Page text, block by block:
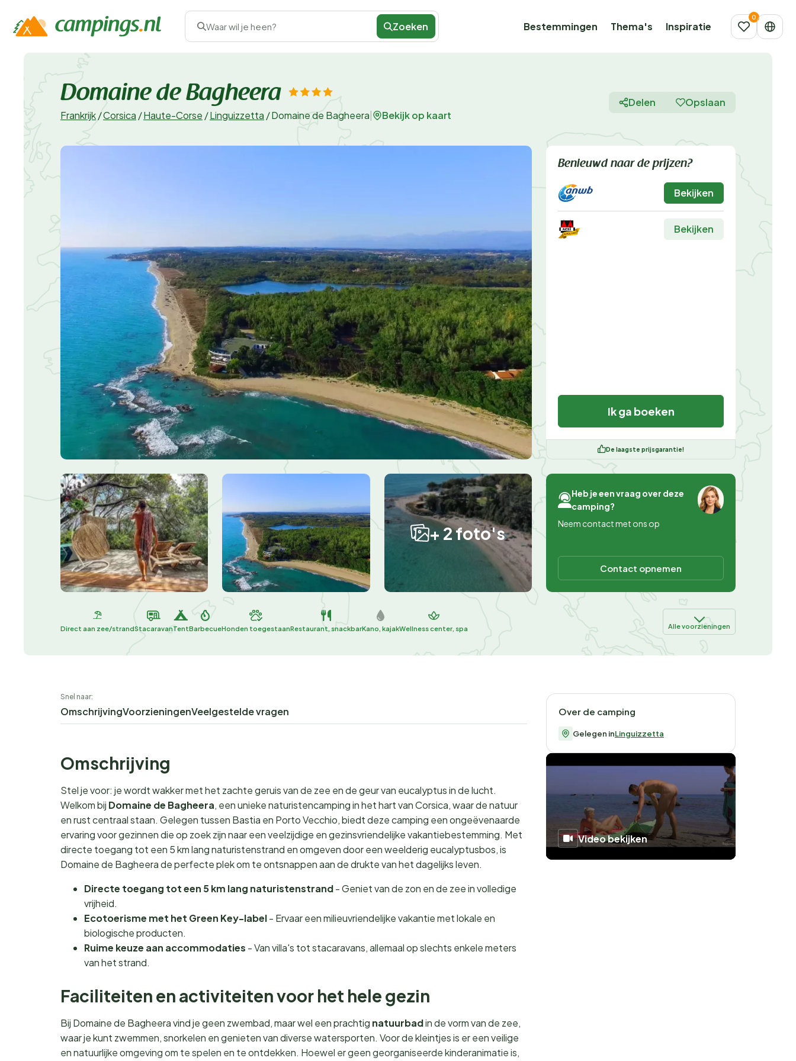
Waar wil je heen? Zoeken Bestemmingen Thema's Inspiratie
Domaine de Bagheera
Frankrijk/Corsica /Haute-Corse /Linguizzetta /Domaine de Bagheera Bekijk op kaart
Delen Opslaan
+ 2 foto's
Benieuwd naar de prijzen?
Bekijken
Bekijken
Ik ga boeken
De laagste prijsgarantie!
Heb je een vraag over deze
camping?
Neem contact met ons op
Contact opnemen
Direct aan zee/strandStacaravanTentBarbecueHonden toegestaanRestaurant, snackbarKano, kajakWellness center, spa Alle voorzieningen
Snel naar:
OmschrijvingVoorzieningenVeelgestelde vragen
Omschrijving
Stel je voor: je wordt wakker met het zachte geruis van de zee en de geur van eucalyptus in de lucht.
Welkom bij Domaine de Bagheera, een unieke naturistencamping in het hart van Corsica, waar de natuur
en rust centraal staan. Gelegen tussen Bastia en Porto Vecchio, biedt deze camping een ongeëvenaarde
ervaring voor gezinnen die op zoek zijn naar een veelzijdige en gezinsvriendelijke vakantiebestemming. Met
directe toegang tot een 5 km lang naturistenstrand en omgeven door een weelderig eucalyptusbos, is
Domaine de Bagheera de perfecte plek om te ontsnappen aan de drukte van het dagelijks leven.
Directe toegang tot een 5 km lang naturistenstrand- Geniet van de zon en de zee in volledige
vrijheid.
Ecotoerisme met het Green Key-label- Ervaar een milieuvriendelijke vakantie met lokale en
biologische producten.
Ruime keuze aan accommodaties - Van villa's tot stacaravans, allemaal op slechts enkele meters
van het strand.
Faciliteiten en activiteiten voor het hele gezin
Bij Domaine de Bagheera vind je geen zwembad, maar wel een prachtig natuurbadin de vorm van de zee,
waar je kunt zwemmen, snorkelen en genieten van diverse watersporten. Voor de kleintjes is er een veilige
en natuurlijke omgeving om te spelen en te ontdekken. Hoewel er geen georganiseerde kinderanimatie is,
Over de camping
Gelegen inLinguizzetta
Video bekijken